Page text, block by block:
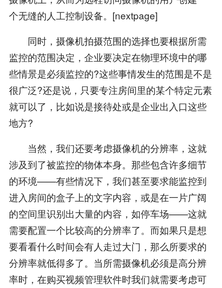
个无缝的人工控制设备。[nextpage]
同时，摄像机拍摄范围的选择也要根据所需
监控的范围决定，企业要决定在物理环境中的哪
些情景是必须监控的?这些事情发生的范围是不是
很广泛?还是说，只要专注房间里的某个特定元素
就可以了，比如说是接待处或是企业出入口这些
地方?
当然，我们还要考虑摄像机的分辨率，这就
涉及到了被监控的物体本身。那些包含许多细节
的环境——有些情况下，我们甚至要求能监控到
进入房间的盒子上的文字内容，或是在一片广阔
的空间里识别出大量的内容，如停车场——这就
需要配置一个比较高的分辨率了。而如果只是想
要看看什么时间会有人走过大门，那么所要求的
分辨率就低得多了。当所需摄像机必须是高分辨
率时，在购买视频管理软件时我们就需要考虑可